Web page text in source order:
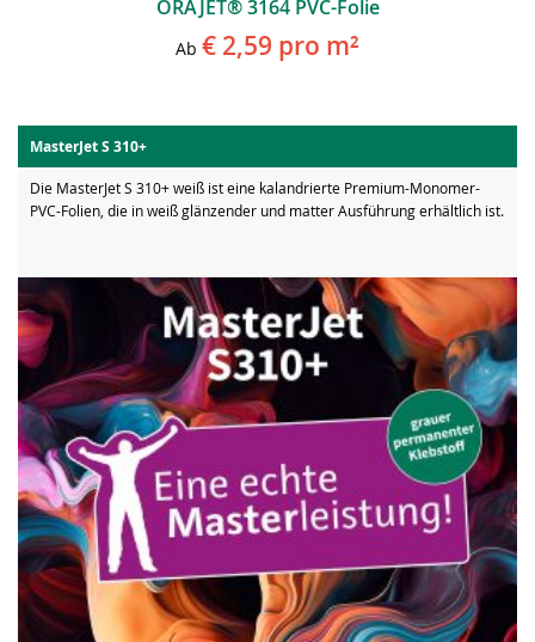
ORAJET® 3164 PVC-Folie
Ab € 2,59 pro m²
MasterJet S 310+
Die MasterJet S 310+ weiß ist eine kalandrierte Premium-Monomer-
PVC-Folien, die in weiß glänzender und matter Ausführung erhältlich ist.